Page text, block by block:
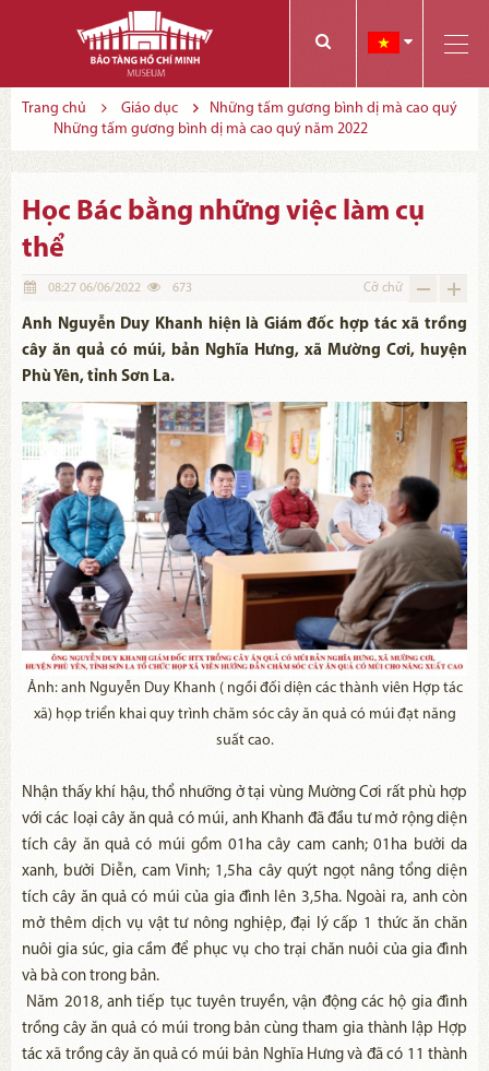
Trang chủ Giáo dục
Những tấm gương bình dị mà cao quý
Những tấm gương bình dị mà cao quý năm 2022
Học Bác bằng những việc làm cụ
thể
08:27 06/06/2022 673 Cỡ chữ
Anh Nguyễn Duy Khanh hiện là Giám đốc hợp tác xã trồng
cây ăn quả có múi, bản Nghĩa Hưng, xã Mường Cơi, huyện
Phù Yên, tỉnh Sơn La.
Ảnh: anh Nguyễn Duy Khanh ( ngồi đối diện các thành viên Hợp tác
xã) họp triển khai quy trình chăm sóc cây ăn quả có múi đạt năng
suất cao.
Nhận thấy khí hậu, thổ nhưỡng ở tại vùng Mường Cơi rất phù hợp
với các loại cây ăn quả có múi, anh Khanh đã đầu tư mở rộng diện
tích cây ăn quả có múi gồm 01ha cây cam canh; 01ha bưởi da
xanh, bưởi Diễn, cam Vinh; 1,5ha cây quýt ngọt nâng tổng diện
tích cây ăn quả có múi của gia đình lên 3,5ha. Ngoài ra, anh còn
mở thêm dịch vụ vật tư nông nghiệp, đại lý cấp 1 thức ăn chăn
nuôi gia súc, gia cầm để phục vụ cho trại chăn nuôi của gia đình
và bà con trong bản.
Năm 2018, anh tiếp tục tuyên truyền, vận động các hộ gia đình
trồng cây ăn quả có múi trong bản cùng tham gia thành lập Hợp
tác xã trồng cây ăn quả có múi bản Nghĩa Hưng và đã có 11 thành